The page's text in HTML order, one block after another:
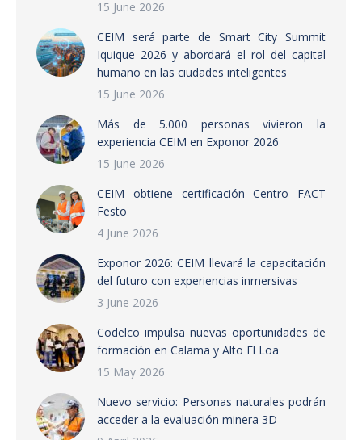
15 June 2026
CEIM será parte de Smart City Summit
Iquique 2026 y abordará el rol del capital
humano en las ciudades inteligentes
15 June 2026
Más de 5.000 personas vivieron la
experiencia CEIM en Exponor 2026
15 June 2026
CEIM obtiene certificación Centro FACT
Festo
4 June 2026
Exponor 2026: CEIM llevará la capacitación
del futuro con experiencias inmersivas
3 June 2026
Codelco impulsa nuevas oportunidades de
formación en Calama y Alto El Loa
15 May 2026
Nuevo servicio: Personas naturales podrán
acceder a la evaluación minera 3D